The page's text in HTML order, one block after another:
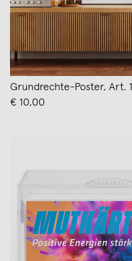
Grundrechte-Poster, Art. 1
€ 10,00